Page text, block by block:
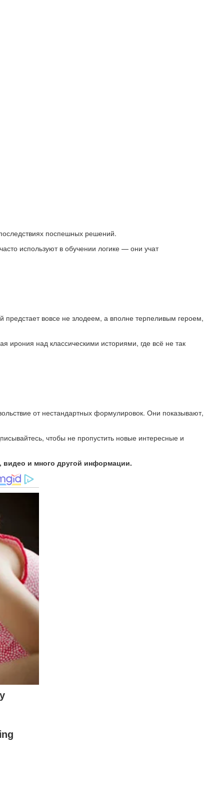
поспешных решений.
используют в обучении логике — они учат
вовсе не злодеем, а вполне терпеливым героем,
ирония над классическими историями, где всё не так
от нестандартных формулировок. Они показывают,
чтобы не пропустить новые интересные и
видео и много другой информации.